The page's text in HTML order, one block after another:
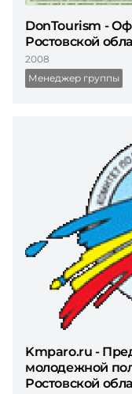
DonTourism -
Ростовской
2008
Менеджер группы
Kmparo.ru -
молодежной
Ростовской